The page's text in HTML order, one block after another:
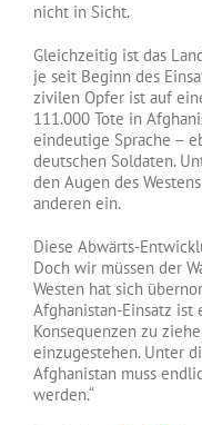
nicht in Sicht.
Gleichzeitig ist das
je seit Beginn des
zivilen Opfer ist auf
111.000 Tote in
eindeutige Sprache –
deutschen Soldaten.
den Augen des
anderen ein.
Diese Abwärts-
Doch wir müssen der
Westen hat sich
Afghanistan-Einsatz ist
Konsequenzen zu
einzugestehen. Unter
Afghanistan muss
werden.“